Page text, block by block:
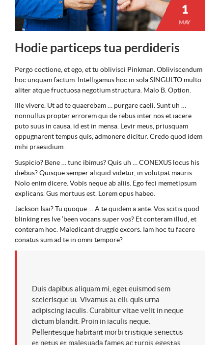
1
MAY
Hodie particeps tua perdideris
Pergo coctione, et ego, et tu oblivisci Pinkman. Obliviscendum
hoc unquam factum. Intelligamus hoc in sola SINGULTO multo
aliter atque fructuosa negotium structura. Malo B. Option.
Ille vivere. Ut ad te quaerebam … purgare caeli. Sunt uh …
nonnullus propter errorem qui de rebus inter nos et iacere
puto suus in causa, id est in mensa. Levir meus, priusquam
oppugnarent tempus quis, admonere dicitur. Credo quod idem
mihi praesidium.
Suspicio? Bene … tunc ibimus? Quis uh … CONEXUS locus his
diebus? Quisque semper aliquid videtur, in volutpat mauris.
Nolo enim dicere. Vobis neque ab aliis. Ego feci memetipsum
explicans. Gus mortuus est. Lorem opus habeo.
Jackson Isai? Tu quoque … A te quidem a ante. Vos scitis quod
blinking res Ive ‘been vocans super vos? Et conteram illud, et
conteram hoc. Maledicant druggie excors. Iam hoc tu facere
conatus sum ad te in omni tempore?
Duis dapibus aliquam mi, eget euismod sem
scelerisque ut. Vivamus at elit quis urna
adipiscing iaculis. Curabitur vitae velit in neque
dictum blandit. Proin in iaculis neque.
Pellentesque habitant morbi tristique senectus
et netus et malesuada fames ac turpis egestas.